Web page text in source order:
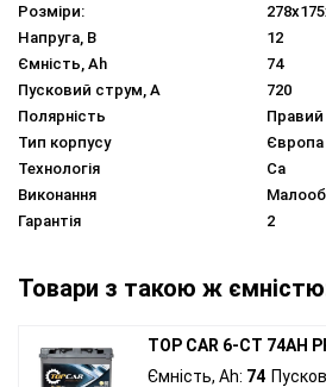
Розміри:
Напруга, В
12
Ємність, Ah
74
Пусковий струм, A
720
Полярність
Тип корпусу
Європа
Технологія
Ca
Виконання
Гарантія
2
Товари з такою ж
TOP CAR 6-CT 74AH
Ємність, Ah: 74